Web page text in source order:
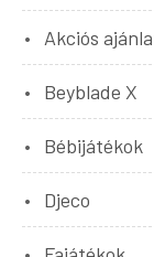
Akciós
Beyblade X
Bébijátékok
Djeco